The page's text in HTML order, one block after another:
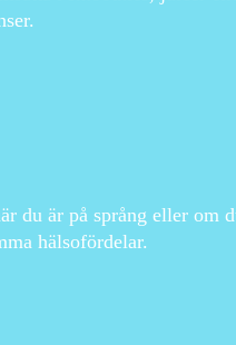
du är på språng eller
hälsofördelar.